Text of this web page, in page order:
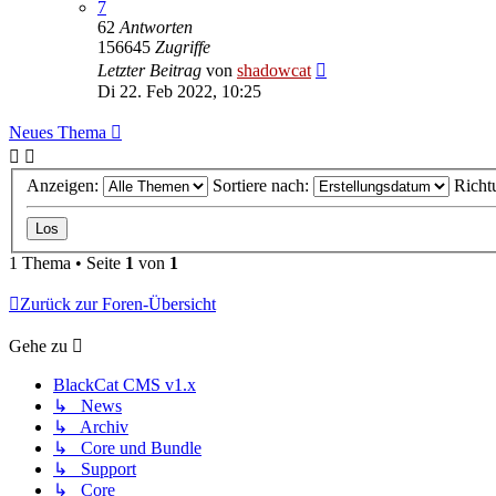
7
62 Antworten
156645 Zugriffe
Letzter Beitrag von shadowcat
Di 22. Feb 2022, 10:25
Neues Thema
Anzeigen: Sortiere nach:
1 Thema • Seite 1 von 1
Zurück zur Foren-Übersicht
Gehe zu
BlackCat CMS v1.x
↳ News
↳ Archiv
↳ Core und Bundle
↳ Support
↳ Core